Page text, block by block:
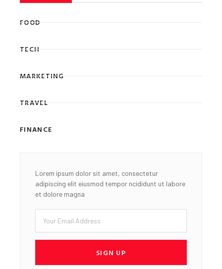
FOOD
TECH
MARKETING
TRAVEL
FINANCE
Lorem ipsum dolor sit amet, consectetur
adipiscing elit eiusmod tempor ncididunt ut labore
et dolore magna
Email
SIGN UP